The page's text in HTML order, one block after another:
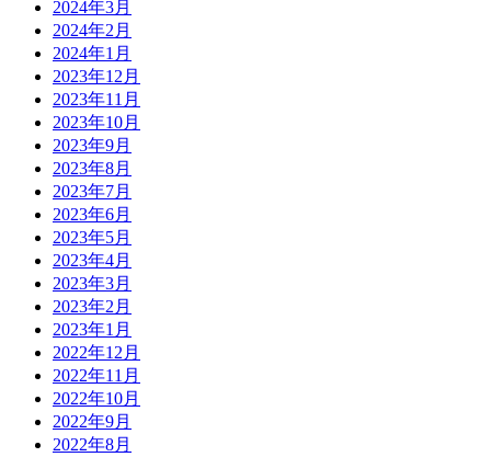
2024年3月
2024年2月
2024年1月
2023年12月
2023年11月
2023年10月
2023年9月
2023年8月
2023年7月
2023年6月
2023年5月
2023年4月
2023年3月
2023年2月
2023年1月
2022年12月
2022年11月
2022年10月
2022年9月
2022年8月